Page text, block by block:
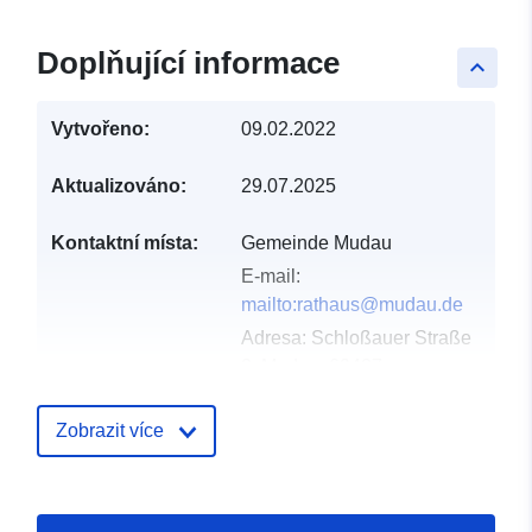
keyboard_arrow_up
Doplňující informace
Vytvořeno: 09.02.2022
Aktualizováno: 29.07.2025
Kontaktní místa:
Gemeinde Mudau
E-mail:
mailto:rathaus@mudau.de
Adresa: Schloßauer Straße
Katalogový
Přidáno do data.europa.eu:
Zobrazit více